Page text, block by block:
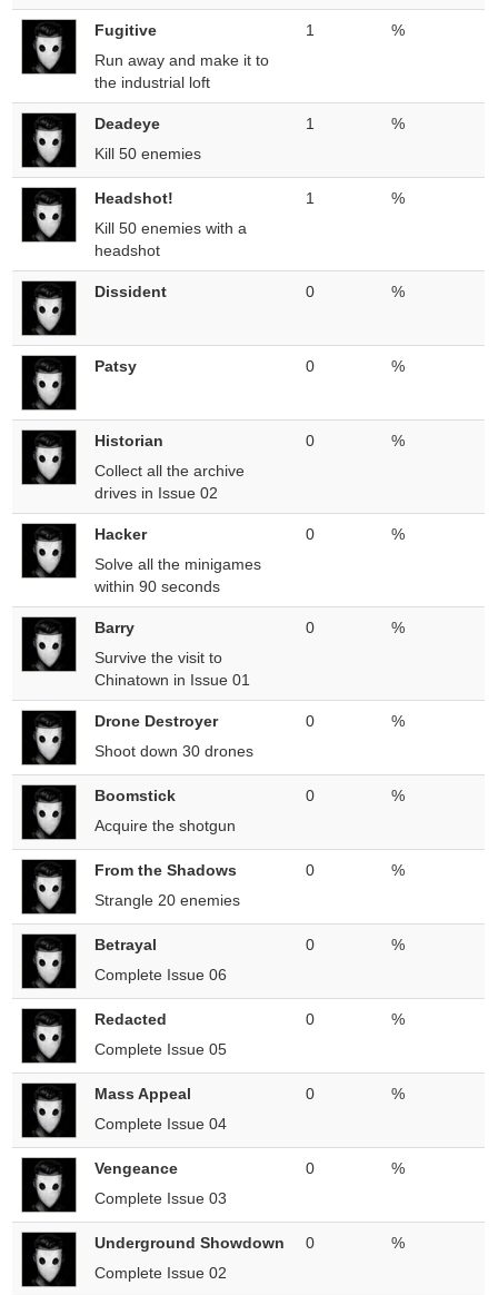
Fugitive
Run away and make it to
the industrial loft
1 %
Deadeye
Kill 50 enemies
1 %
Headshot!
Kill 50 enemies with a
headshot
1 %
Dissident 0 %
Patsy 0 %
Historian
Collect all the archive
drives in Issue 02
0 %
Hacker
Solve all the minigames
within 90 seconds
0 %
Barry
Survive the visit to
Chinatown in Issue 01
0 %
Drone Destroyer
Shoot down 30 drones
0 %
Boomstick
Acquire the shotgun
0 %
From the Shadows
Strangle 20 enemies
0 %
Betrayal
Complete Issue 06
0 %
Redacted
Complete Issue 05
0 %
Mass Appeal
Complete Issue 04
0 %
Vengeance
Complete Issue 03
0 %
Underground Showdown
Complete Issue 02
0 %